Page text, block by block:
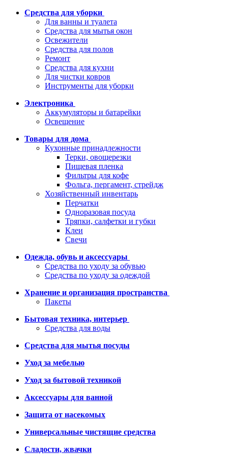
Средства для уборки
Для ванны и туалета
Средства для мытья окон
Освежители
Средства для полов
Ремонт
Средства для кухни
Для чистки ковров
Инструменты для уборки
Электроника
Аккумуляторы и батарейки
Освещение
Товары для дома
Кухонные принадлежности
Терки, овощерезки
Пищевая пленка
Фильтры для кофе
Фольга, пергамент, стрейдж
Хозяйственный инвентарь
Перчатки
Одноразовая посуда
Тряпки, салфетки и губки
Клеи
Свечи
Одежда, обувь и аксессуары
Средства по уходу за обувью
Средства по уходу за одеждой
Хранение и организация пространства
Пакеты
Бытовая техника, интерьер
Средства для воды
Средства для мытья посуды
Уход за мебелью
Уход за бытовой техникой
Аксессуары для ванной
Защита от насекомых
Универсальные чистящие средства
Сладости, жвачки